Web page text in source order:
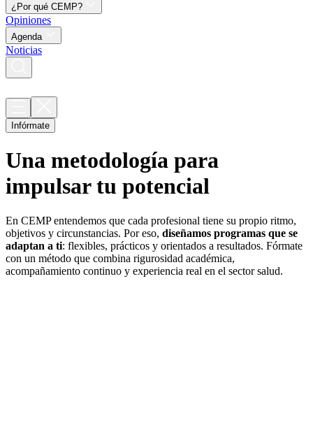
¿Por qué CEMP?
Opiniones
Agenda
Noticias
Infórmate
Una metodología para
impulsar tu potencial
En CEMP entendemos que cada profesional tiene su propio ritmo,
objetivos y circunstancias. Por eso, diseñamos programas que se
adaptan a ti: flexibles, prácticos y orientados a resultados. Fórmate
con un método que combina rigurosidad académica,
acompañamiento continuo y experiencia real en el sector salud.